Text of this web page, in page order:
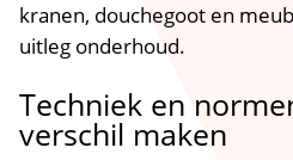
kranen, douchegoot en
uitleg onderhoud.​
Techniek en
verschil maken